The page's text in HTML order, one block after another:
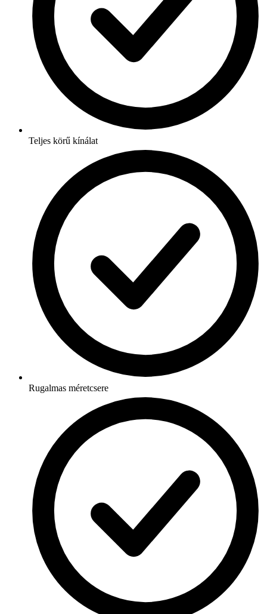
Teljes körű kínálat
Rugalmas méretcsere